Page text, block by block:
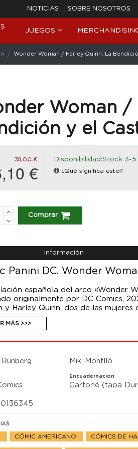
NOTICIAS SOBRE NOSOTROS
JUEGOS
Wonder Woman / Harley Quinn: La
Woman /
y el
38,00 €
€
Disponibilidad:Stock 3-5
¿Qué significa esto?
Comprar
Información
Panini DC. Wonder
española del arco «Wonder
originalmente por DC Comics,
y Harley Quinn, dos de las
de que la unidad entre las
guerreras. ¿Sobrevivirá la
Woman para resolverlo todo?
MÁS >>>
Miki Montlló
Encuadernacion
Cartoné (tapa
CÓMIC AMERICANO CÓMICS DE